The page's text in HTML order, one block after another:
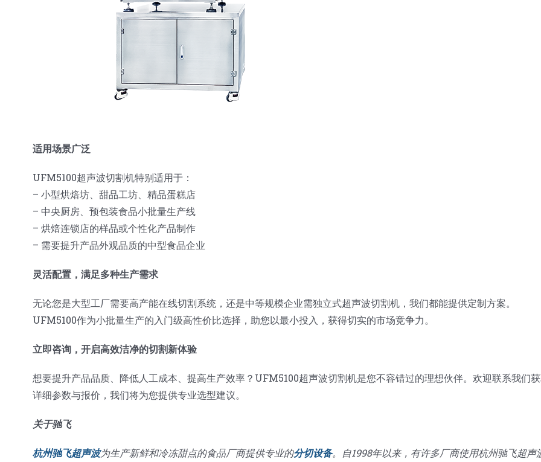
适用场景广泛
UFM5100超声波切割机特别适用于：
– 小型烘焙坊、甜品工坊、精品蛋糕店
– 中央厨房、预包装食品小批量生产线
– 烘焙连锁店的样品或个性化产品制作
– 需要提升产品外观品质的中型食品企业
灵活配置，满足多种生产需求
无论您是大型工厂需要高产能在线切割系统，还是中等规模企业需独立式超声波切割机，我们都能提供定制方案。
UFM5100作为小批量生产的入门级高性价比选择，助您以最小投入，获得切实的市场竞争力。
立即咨询，开启高效洁净的切割新体验
想要提升产品品质、降低人工成本、提高生产效率？UFM5100超声波切割机是您不容错过的理想伙伴。欢迎联系我们
详细参数与报价，我们将为您提供专业选型建议。
关于驰飞
杭州驰飞超声波为生产新鲜和冷冻甜点的食品厂商提供专业的分切设备。自1998年以来，有许多厂商使用杭州驰飞超声